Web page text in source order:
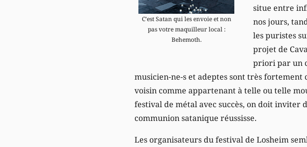
C’est Satan qui les envoie et non
pas votre maquilleur local :
Behemoth.
situe entre
nos jours,
les puristes
projet de
priori par un
musicien-ne-s et adeptes sont très fortement
voisin comme appartenant à telle ou telle
festival de métal avec succès, on doit inviter
communion satanique réussisse.
Les organisateurs du festival de Losheim